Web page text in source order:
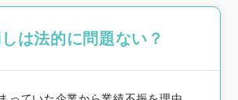
は法的に問題ない？